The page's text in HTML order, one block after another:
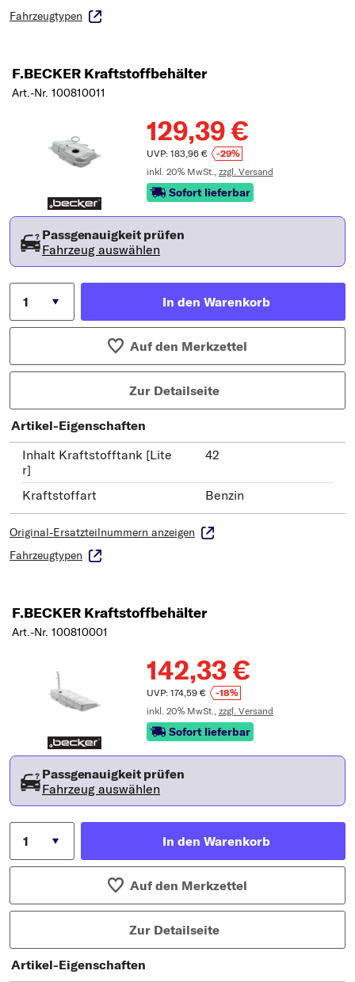
Fahrzeugtypen
F.BECKER Kraftstoffbehälter
Art.-Nr. 100810011
129,39 €
UVP: 183,96 €
-29%
inkl. 20% MwSt., zzgl. Versand
Sofort lieferbar
Passgenauigkeit prüfen
Fahrzeug auswählen
In den Warenkorb
Auf den Merkzettel
Zur Detailseite
Artikel-Eigenschaften
Inhalt Kraftstofftank [Lite
r]
42
Kraftstoffart Benzin
Original-Ersatzteilnummern anzeigen
Fahrzeugtypen
F.BECKER Kraftstoffbehälter
Art.-Nr. 100810001
142,33 €
UVP: 174,59 €
-18%
inkl. 20% MwSt., zzgl. Versand
Sofort lieferbar
Passgenauigkeit prüfen
Fahrzeug auswählen
In den Warenkorb
Auf den Merkzettel
Zur Detailseite
Artikel-Eigenschaften